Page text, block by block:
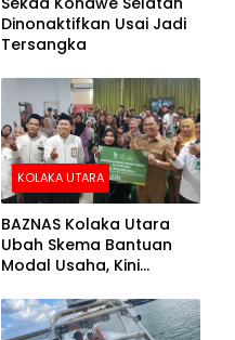
Dinonaktifkan Usai Jadi
Tersangka
KOLAKA UTARA
BAZNAS Kolaka Utara
Ubah Skema Bantuan
Modal Usaha, Kini
Barang Senilai Rp419,5
Juta